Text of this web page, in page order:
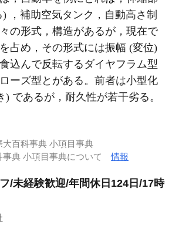
，補助空気タンク，自動高さ制
の形式，構造があるが，現在で
占め，その形式には振幅 (変位)
込んで反転するダイヤフラム型
ーズ型とがある。前者は小型化
) であるが，耐久性が若干劣る。
大百科事典 小項目事典
事典 小項目事典について情報
/未経験歓迎/年間休日124日/17時